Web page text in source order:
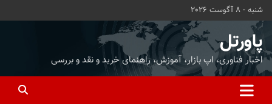
محتوا
بروید
شنبه - 8 آگوست 2026
پاورتل
اخبار فناوری، اپ بازار، آموزش، راهنمای خرید و نقد و بررسی